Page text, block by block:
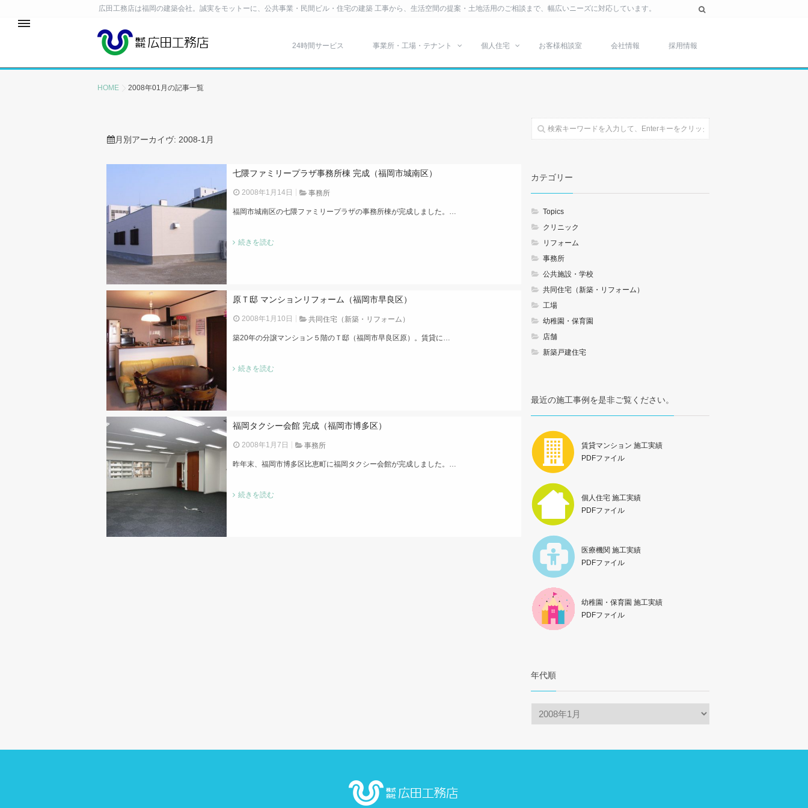
広田工務店は福岡の建築会社。誠実をモットーに、公共事業・民間ビル・住宅の建築 工事から、生活空間の提案・土地活用のご相談まで、幅広いニーズに対応しています。
24時間サービス 事業所・工場・テナント 個人住宅 お客様相談室 会社情報 採用情報
HOME 2008年01月の記事一覧
月別アーカイヴ: 2008-1月
七隈ファミリープラザ事務所棟 完成（福岡市城南区）
2008年1月14日 事務所
福岡市城南区の七隈ファミリープラザの事務所棟が完成しました。…
続きを読む
原Ｔ邸 マンションリフォーム（福岡市早良区）
2008年1月10日 共同住宅（新築・リフォーム）
築20年の分譲マンション５階のＴ邸（福岡市早良区原）。賃貸に…
続きを読む
福岡タクシー会館 完成（福岡市博多区）
2008年1月7日 事務所
昨年末、福岡市博多区比恵町に福岡タクシー会館が完成しました。…
続きを読む
カテゴリー
Topics
クリニック
リフォーム
事務所
公共施設・学校
共同住宅（新築・リフォーム）
工場
幼稚園・保育園
店舗
新築戸建住宅
最近の施工事例を是非ご覧ください。
賃貸マンション 施工実績
PDFファイル
個人住宅 施工実績
PDFファイル
医療機関 施工実績
PDFファイル
幼稚園・保育園 施工実績
PDFファイル
年代順